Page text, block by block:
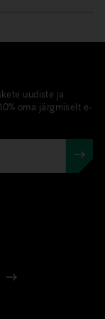
uudiste ja
oma järgmiselt e-